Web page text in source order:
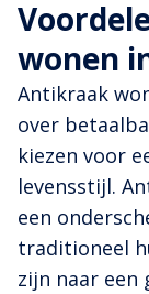
wonen
Antikraak
over
kiezen voor
levensstijl.
een
traditioneel
zijn naar een